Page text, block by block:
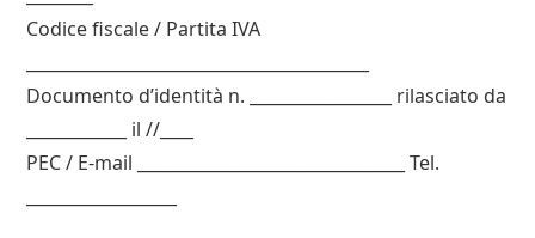
Codice fiscale / Partita IVA
Documento d’identità n. _________________ rilasciato da
____________ il //____
PEC / E-mail ________________________________ Tel.